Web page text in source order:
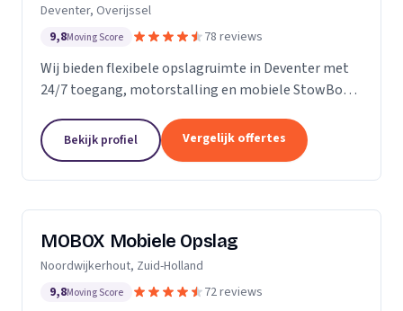
Deventer, Overijssel
9,8Moving Score 78 reviews
Wij bieden flexibele opslagruimte in Deventer met
24/7 toegang, motorstalling en mobiele StowBox
Bekijk profiel Vergelijk offertes
MOBOX Mobiele Opslag
Noordwijkerhout, Zuid-Holland
9,8Moving Score 72 reviews